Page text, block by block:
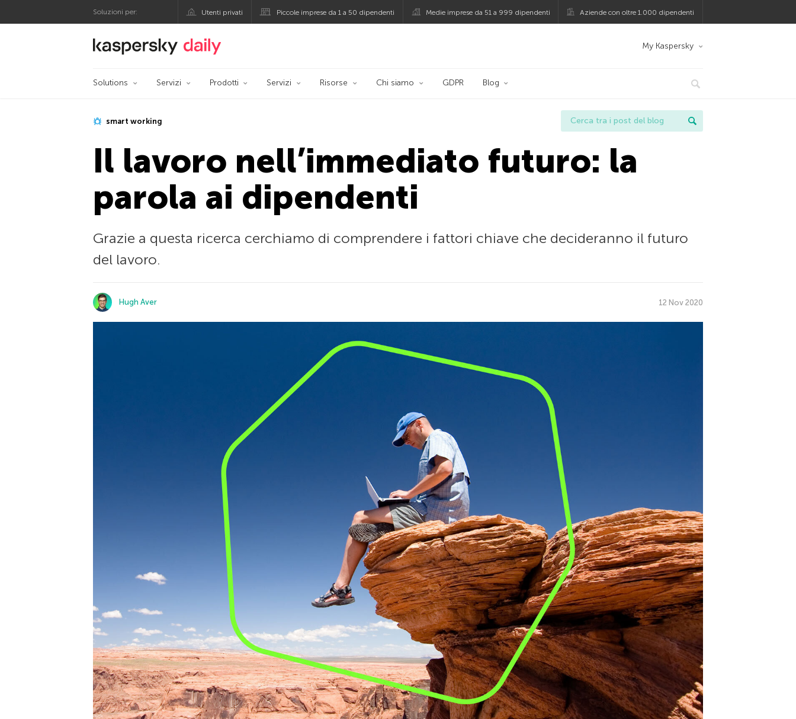
Soluzioni per: Utenti privati Piccole imprese da 1 a 50 dipendenti Medie imprese da 51 a 999 dipendenti Aziende con oltre 1.000 dipendenti
Blog ufficiale di Kaspersky My Kaspersky
Solutions Servizi Prodotti Servizi Risorse Chi siamo GDPR Blog
smart working
Il lavoro nell’immediato futuro: la
parola ai dipendenti
Grazie a questa ricerca cerchiamo di comprendere i fattori chiave che decideranno il futuro
del lavoro.
Hugh Aver 12 Nov 2020